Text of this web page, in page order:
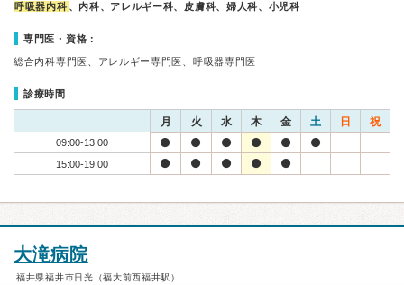
呼吸器内科 、内科、アレルギー科、皮膚科、婦人科、小児科
専門医・資格：
総合内科専門医、アレルギー専門医、呼吸器専門医
診療時間
月 火 水 木 金 土 日 祝
09:00-13:00
15:00-19:00
大滝病院
福井県福井市日光（福大前西福井駅）